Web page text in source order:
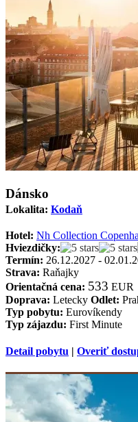
Dánsko
Lokalita: Kodaň
Hotel: Nh Collection
Hviezdičky:
Termín: 26.12.2027 -
Strava: Raňajky
Orientačná cena: 533 EUR
Doprava: Letecky Odlet:
Typ pobytu: Eurovíkendy
Typ zájazdu: First Minute
Detail pobytu | Overiť